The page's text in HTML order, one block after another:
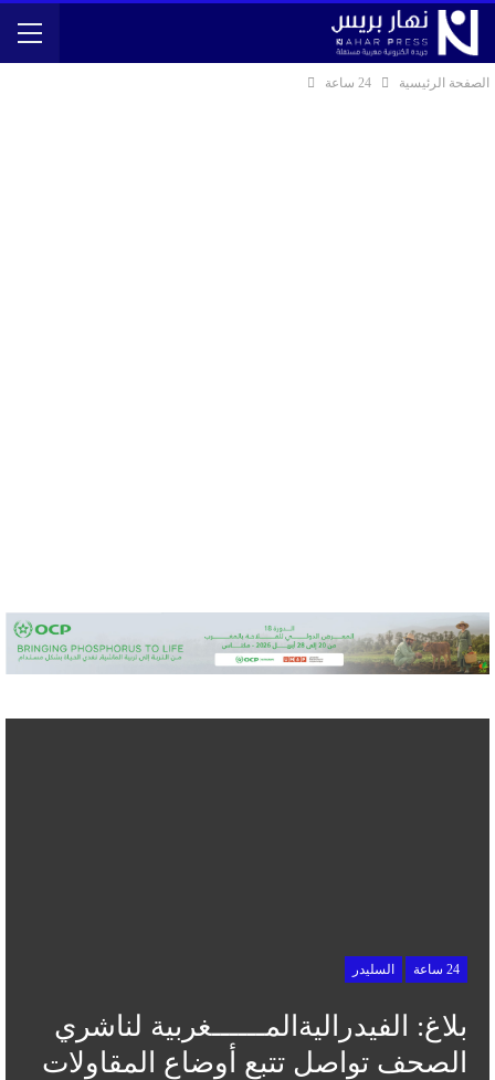
الصفحة الرئيسية 24 ساعة
24 ساعة السليدر
بلاغ: الفيدراليةالمــــــغربية لناشري
الصحف تواصل تتبع أوضاع المقاولات